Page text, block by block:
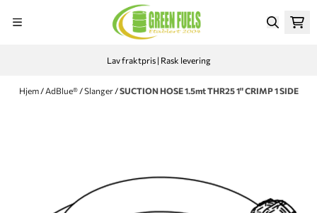
Lav fraktpris | Rask levering
Hjem / AdBlue® /Slanger /SUCTION HOSE 1.5mt THR25 1" CRIMP 1 SIDE